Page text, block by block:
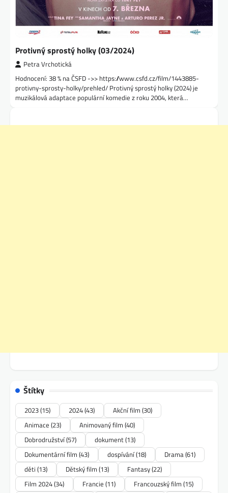
Protivný sprostý holky (03/2024)
Petra Vrchotická
Hodnocení: 38 % na ČSFD ->> https://www.csfd.cz/film/1443885-
protivny-sprosty-holky/prehled/ Protivný sprostý holky (2024) je
muzikálová adaptace populární komedie z roku 2004, která…
Štítky
2023(15) 2024(43) Akční film (30)
Animace (23) Animovaný film (40)
Dobrodružství(57) dokument(13)
Dokumentární film (43) dospívání(18) Drama(61)
děti (13) Dětský film (13) Fantasy(22)
Film 2024(34) Francie (11) Francouzský film (15)